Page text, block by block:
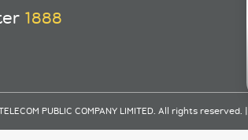
1888
PUBLIC COMPANY LIMITED. All rights reserved. |